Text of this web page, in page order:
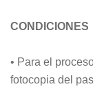
CONDICIONES
• Para el
fotocopia del